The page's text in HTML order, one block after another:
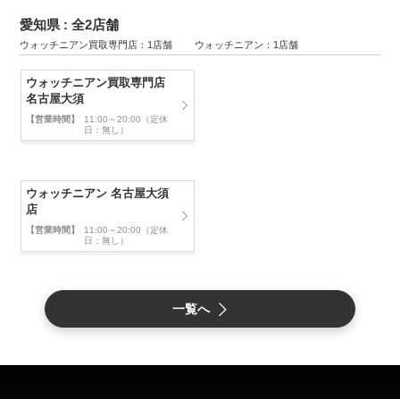
愛知県 : 全2店舗
ウォッチニアン買取専門店：1店舗 ウォッチニアン：1店舗
ウォッチニアン買取専門店
名古屋大須
【営業時間】
11:00～20:00（定休
日：無し）
ウォッチニアン 名古屋大須
店
【営業時間】
11:00～20:00（定休
日：無し）
一覧へ